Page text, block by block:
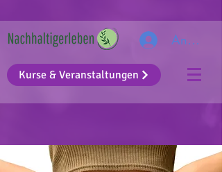
Anmelden
Kurse & Veranstaltungen